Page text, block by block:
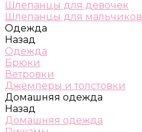
Шлепанцы для девочек
Шлепанцы для мальчиков
Одежда
Назад
Одежда
Брюки
Ветровки
Джемперы и толстовки
Домашняя одежда
Назад
Домашняя одежда